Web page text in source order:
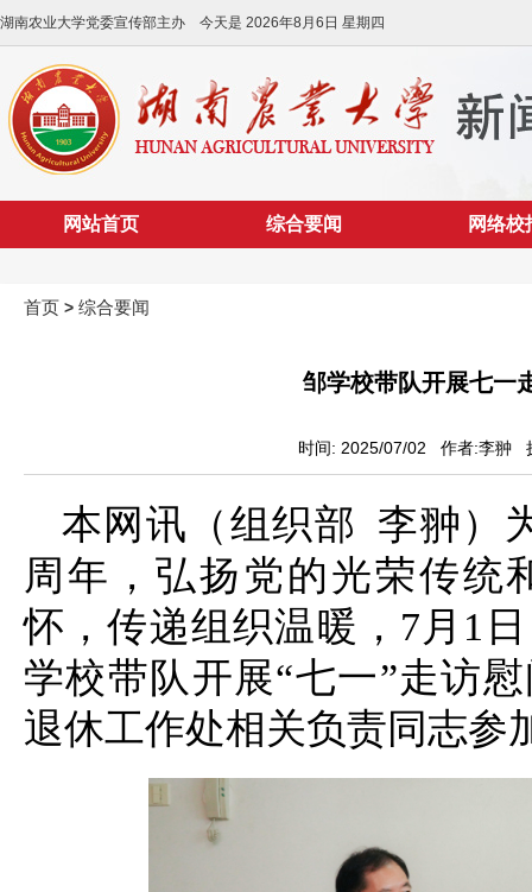
湖南农业大学党委宣传部主办 今天是 2026年8月6日 星期四
网站首页 综合要闻 网络校
首页 > 综合要闻
邹学校带队开展七一
时间: 2025/07/02 作者:李翀
本网讯（组织部 李翀）
周年，弘扬党的光荣传统
怀，传递组织温暖，7月1
学校带队开展“七一”走访
退休工作处相关负责同志参